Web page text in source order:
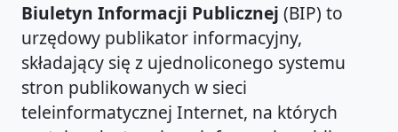
Biuletyn Informacji Publicznej (BIP) to
urzędowy publikator informacyjny,
składający się z ujednoliconego systemu
stron publikowanych w sieci
teleinformatycznej Internet, na których